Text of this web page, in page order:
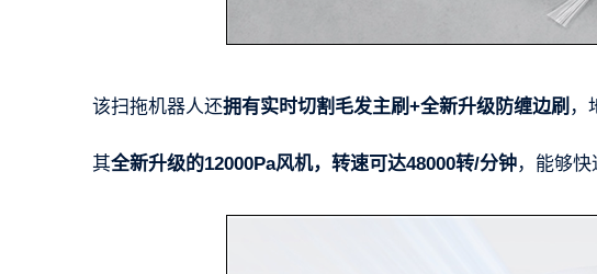
该扫拖机器人还拥有实时切割毛发主刷+全新升级防缠边刷 ，
其全新升级的12000Pa风机，转速可达48000转/分钟，能够